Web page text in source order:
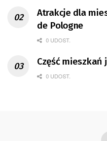
Atrakcje dla
de Pologne
0 UDOST.
Część mieszkań
0 UDOST.